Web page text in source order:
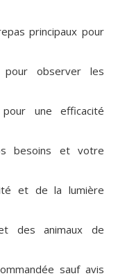
principaux pour
pour observer les
pour une efficacité
besoins et votre
et de la lumière
des animaux de
sauf avis